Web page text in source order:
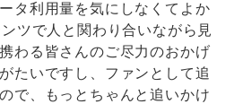
タ利用量を気にしなくてよか
ツで人と関わり合いながら見
わる皆さんのご尽力のおかげ
たいですし、ファンとして追
で、もっとちゃんと追いかけ